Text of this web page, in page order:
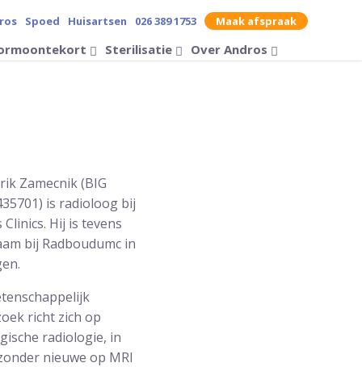
op de website
Spoed Huisartsen 026 389 1753 Maak afspraak
Sterilisatie Over Andros
Zamecnik (BIG
is radioloog bij
Clinics. Hij is tevens
bij Radboudumc in
richt zich op
radiologie, in
nieuwe op MRI